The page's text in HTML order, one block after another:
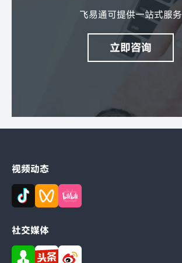
飞易通可提供一站式服务
立即咨询
视频动态
社交媒体